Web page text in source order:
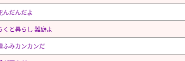
んだんだよ
くと暮らし 難癖よ
ふみカンカンだ